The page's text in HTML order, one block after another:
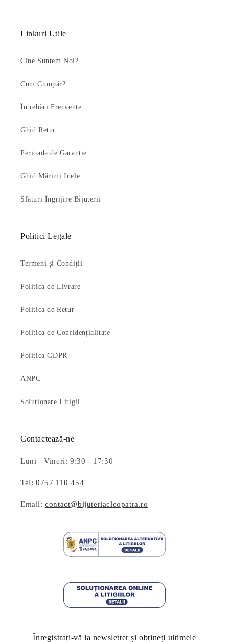
Linkuri Utile
Cine Suntem Noi?
Cum Cumpăr?
Întrebări Frecvente
Ghid Retur
Perioada de Garanție
Ghid Mărimi Inele
Sfaturi Îngrijire Bijuterii
Politici Legale
Termeni și Condiții
Politica de Livrare
Politica de Retur
Politica de Confidențialitate
Politica GDPR
ANPC
Soluționare Litigii
Contactează-ne
Luni - Vineri: 9:30 - 17:30
Tel:0757 110 454
Email:contact@bijuteriacleopatra.ro
Înregistrați-vă la newsletter și obțineți ultimele